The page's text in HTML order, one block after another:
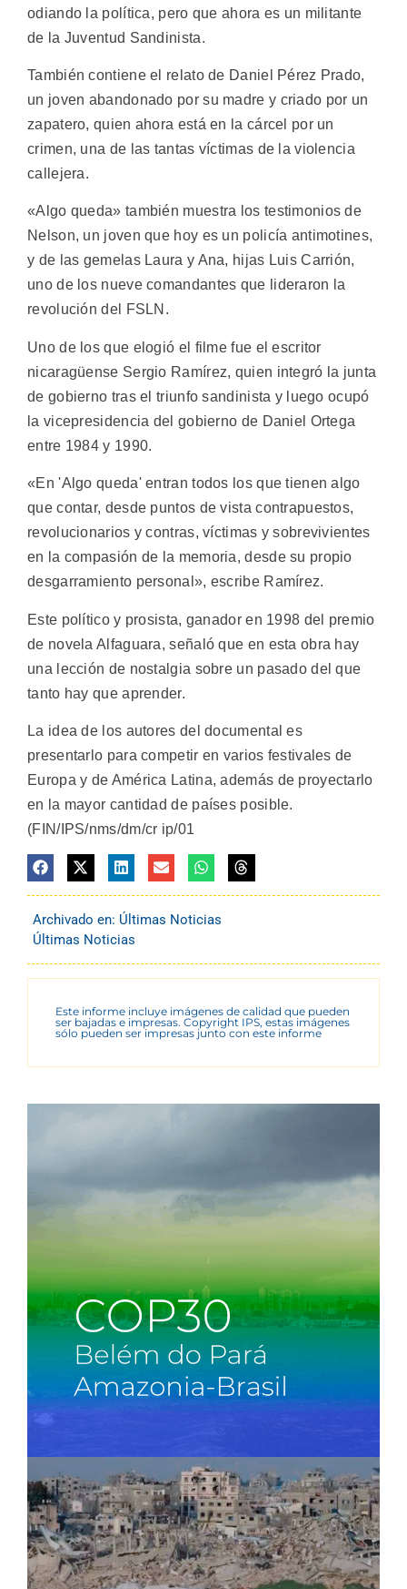
odiando la política, pero que ahora es un militante
de la Juventud Sandinista.
También contiene el relato de Daniel Pérez Prado,
un joven abandonado por su madre y criado por un
zapatero, quien ahora está en la cárcel por un
crimen, una de las tantas víctimas de la violencia
callejera.
«Algo queda» también muestra los testimonios de
Nelson, un joven que hoy es un policía antimotines,
y de las gemelas Laura y Ana, hijas Luis Carrión,
uno de los nueve comandantes que lideraron la
revolución del FSLN.
Uno de los que elogió el filme fue el escritor
nicaragüense Sergio Ramírez, quien integró la junta
de gobierno tras el triunfo sandinista y luego ocupó
la vicepresidencia del gobierno de Daniel Ortega
entre 1984 y 1990.
«En 'Algo queda' entran todos los que tienen algo
que contar, desde puntos de vista contrapuestos,
revolucionarios y contras, víctimas y sobrevivientes
en la compasión de la memoria, desde su propio
desgarramiento personal», escribe Ramírez.
Este político y prosista, ganador en 1998 del premio
de novela Alfaguara, señaló que en esta obra hay
una lección de nostalgia sobre un pasado del que
tanto hay que aprender.
La idea de los autores del documental es
presentarlo para competir en varios festivales de
Europa y de América Latina, además de proyectarlo
en la mayor cantidad de países posible.
(FIN/IPS/nms/dm/cr ip/01
Archivado en: Últimas Noticias
Últimas Noticias
Este informe incluye imágenes de calidad que pueden
ser bajadas e impresas. Copyright IPS, estas imágenes
sólo pueden ser impresas junto con este informe